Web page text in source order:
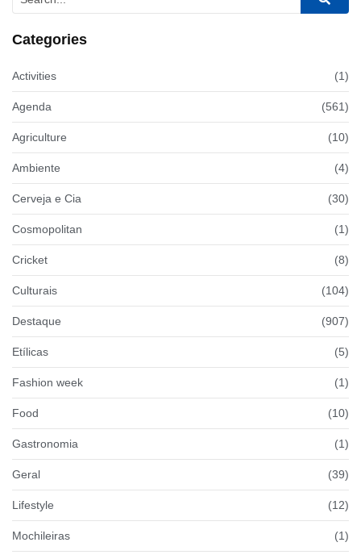
Categories
Activities (1)
Agenda (561)
Agriculture (10)
Ambiente (4)
Cerveja e Cia (30)
Cosmopolitan (1)
Cricket (8)
Culturais (104)
Destaque (907)
Etílicas (5)
Fashion week (1)
Food (10)
Gastronomia (1)
Geral (39)
Lifestyle (12)
Mochileiras (1)